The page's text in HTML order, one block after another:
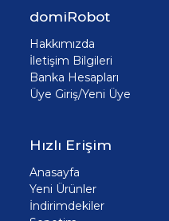
domiRobot
Hakkımızda
İletişim Bilgileri
Banka Hesapları
Üye Giriş/Yeni Üye
Hızlı Erişim
Anasayfa
Yeni Ürünler
İndirimdekiler